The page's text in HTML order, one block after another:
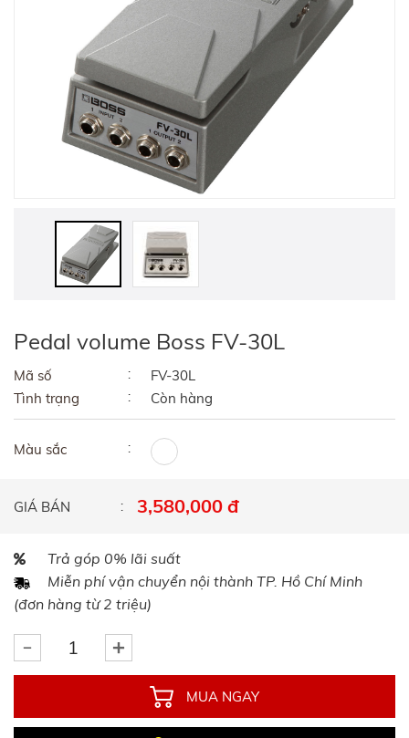
Pedal volume Boss FV-30L
Mã số
FV-30L
Tình trạng
Còn hàng
Màu sắc
GIÁ BÁN 3,580,000 đ
Trả góp 0% lãi suất
Miễn phí vận chuyển nội thành TP. Hồ Chí Minh
(đơn hàng từ 2 triệu)
MUA NGAY